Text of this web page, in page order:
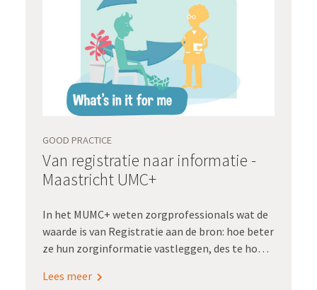
aangesloten zijn bij HartNet Noord-Nederland.
Projectleiders Maarten de Ruiter en Gerard van
Kernebeek van het UMCG vertellen meer over
deze twee pilots.
GOOD PRACTICE
Van registratie naar informatie -
Maastricht UMC+
In het MUMC+ weten zorgprofessionals wat de
waarde is van Registratie aan de bron: hoe beter
ze hun zorginformatie vastleggen, des te hoger
middels dashboards. En daarmee kunnen ze de
Lees meer